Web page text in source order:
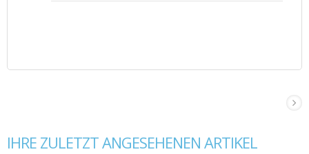
IHRE ZULETZT ANGESEHENEN ARTIKEL